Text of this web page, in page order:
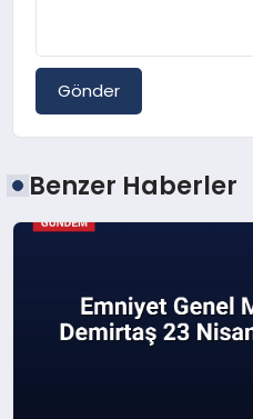
Gönder
Benzer Haberler